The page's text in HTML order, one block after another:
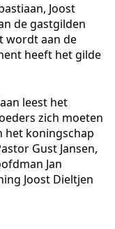
Joost
de gastgilden
wordt aan de
heeft het gilde
leest het
zich moeten
het koningschap
Gust Jansen,
Jan
Joost Dieltjen